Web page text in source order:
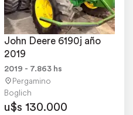
John Deere 6190j año
2019
2019 - 7.863 hs
Pergamino
Boglich
u$s 130.000